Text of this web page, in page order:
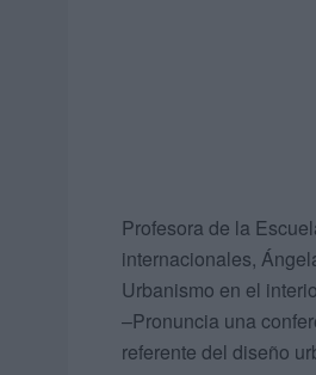
Profesora de la
internacionales,
Urbanismo en el
–Pronuncia una
referente del diseño